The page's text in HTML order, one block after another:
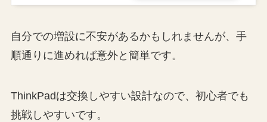
自分での増設に不安があるかもしれませんが、手
順通りに進めれば意外と簡単です。
ThinkPadは交換しやすい設計なので、初心者でも
挑戦しやすいです。